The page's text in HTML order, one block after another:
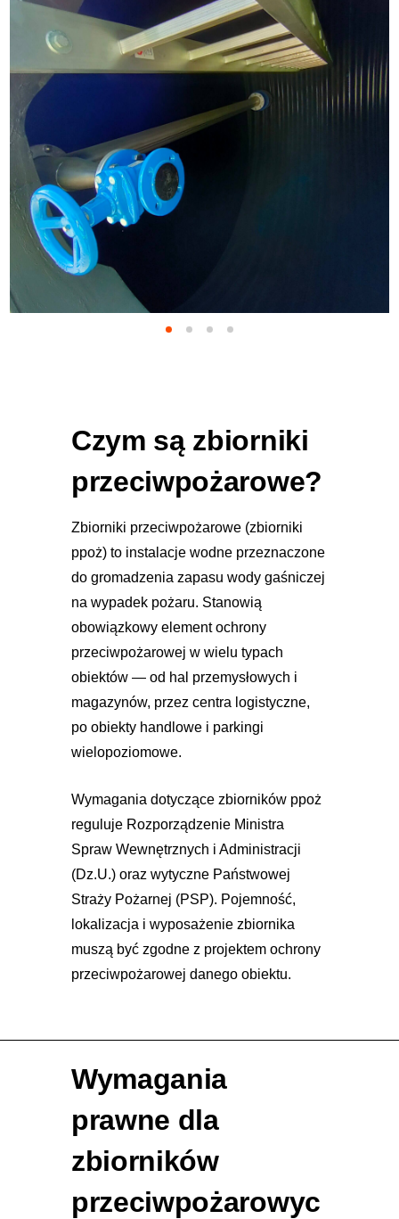
Czym są zbiorniki
przeciwpożarowe?
Zbiorniki przeciwpożarowe (zbiorniki
ppoż) to instalacje wodne przeznaczone
do gromadzenia zapasu wody gaśniczej
na wypadek pożaru. Stanowią
obowiązkowy element ochrony
przeciwpożarowej w wielu typach
obiektów — od hal przemysłowych i
magazynów, przez centra logistyczne,
po obiekty handlowe i parkingi
wielopoziomowe.
Wymagania dotyczące zbiorników ppoż
reguluje Rozporządzenie Ministra
Spraw Wewnętrznych i Administracji
(Dz.U.) oraz wytyczne Państwowej
Straży Pożarnej (PSP). Pojemność,
lokalizacja i wyposażenie zbiornika
muszą być zgodne z projektem ochrony
przeciwpożarowej danego obiektu.
Wymagania
prawne dla
zbiorników
przeciwpożarowyc